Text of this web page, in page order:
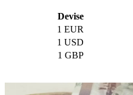
Devise
1 EUR
1 USD
1 GBP